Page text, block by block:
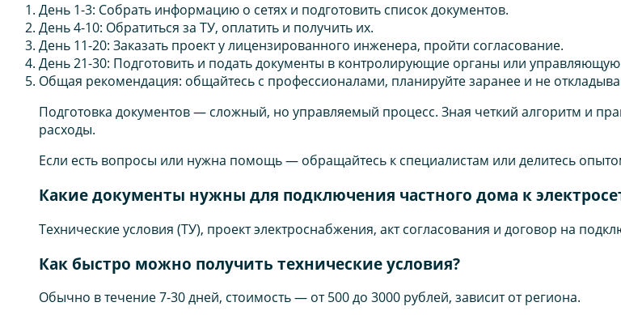
День 1-3: Собрать информацию о сетях и подготовить список документов.
День 4-10: Обратиться за ТУ, оплатить и получить их.
День 11-20: Заказать проект у лицензированного инженера, пройти согласование.
День 21-30: Подготовить и подать документы в контролирующие органы или
Общая рекомендация: общайтесь с профессионалами, планируйте заранее и не
Подготовка документов — сложный, но управляемый процесс. Зная четкий алгоритм и
расходы.
Если есть вопросы или нужна помощь — обращайтесь к специалистам или делитесь
Какие документы нужны для подключения частного дома к
Технические условия (ТУ), проект электроснабжения, акт согласования и договор на
Как быстро можно получить технические условия?
Обычно в течение 7-30 дней, стоимость — от 500 до 3000 рублей, зависит от региона.